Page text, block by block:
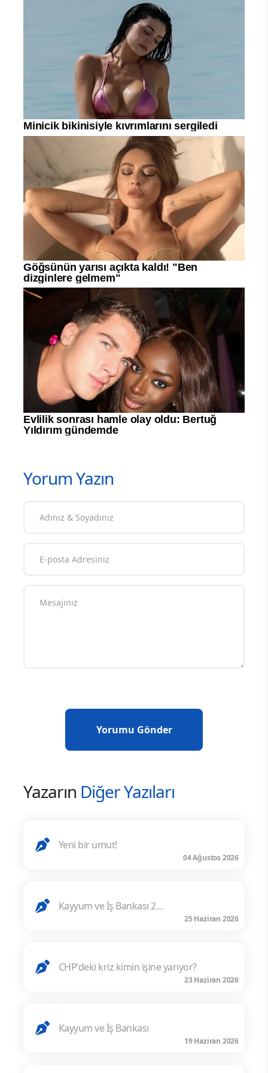
Yorum Yazın
Yazarın Diğer Yazıları
Yeni bir umut!
04 Ağustos 2026
Kayyum ve İş Bankası 2…
25 Haziran 2026
CHP'deki kriz kimin işine yarıyor?
23 Haziran 2026
Kayyum ve İş Bankası
19 Haziran 2026